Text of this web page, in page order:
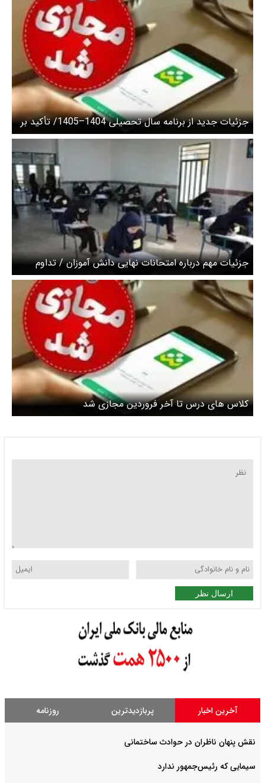
جزئیات جدید از برنامه سال تحصیلی 1404–1405/ تأکید بر
اجرای کامل تعهدات آموزشی مدارس غیردولتی
جزئیات مهم درباره امتحانات نهایی دانش آموزان / تداوم
آموزش‌های مجازی تا پایان فروردین
کلاس های درس تا آخر فروردین مجازی شد
ارسال نظر
آخرین اخبار پربازدیدترین روزنامه
نقش پنهان ناظران در حوادث ساختمانی
سیمایی که رئیس‌جمهور ندارد